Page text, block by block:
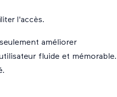
l'accès.
améliorer
fluide et mémorable.
.